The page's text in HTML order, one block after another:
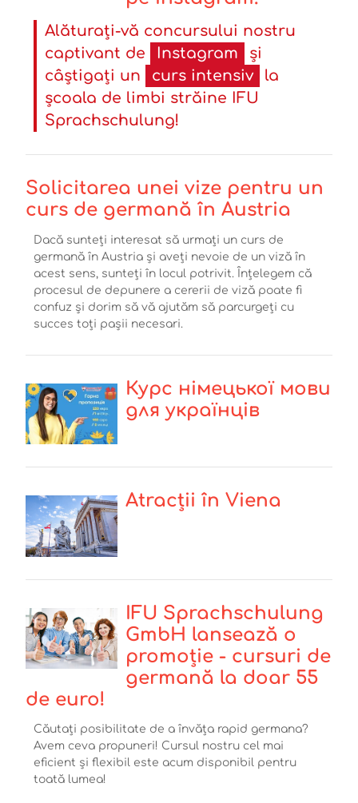
Alăturați-vă concursului nostru
captivant de
Instagram
și
câștigați un
curs intensiv
la
școala de limbi străine IFU
Sprachschulung!
Solicitarea unei vize pentru un
curs de germană în Austria
Dacă sunteți interesat să urmați un curs de
germană în Austria și aveți nevoie de un viză în
acest sens, sunteți în locul potrivit. Înțelegem că
procesul de depunere a cererii de viză poate fi
confuz și dorim să vă ajutăm să parcurgeți cu
succes toți pașii necesari.
Курс німецької мови
для українців
Atracții în Viena
IFU Sprachschulung
GmbH lansează o
promoție - cursuri de
germană la doar 55
de euro!
Căutați posibilitate de a învăța rapid germana?
Avem ceva propuneri! Cursul nostru cel mai
eficient și flexibil este acum disponibil pentru
toată lumea!